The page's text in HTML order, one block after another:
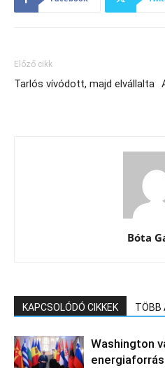
Előző cikk
Tarlós vívódott, majd elvállalta
Bóta
KAPCSOLÓDÓ CIKKEK TÖBB
Washington